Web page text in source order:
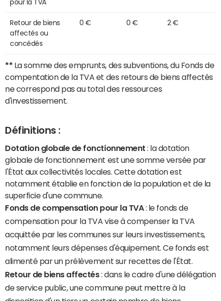
pour la TVA
Retour de biens
affectés ou
concédés
0 € 0 € 2 €
** La somme des emprunts, des subventions, du Fonds de
compentation de la TVA et des retours de biens affectés
ne correspond pas au total des ressources
d'investissement.
Définitions :
Dotation globale de fonctionnement : la dotation
globale de fonctionnement est une somme versée par
l'État aux collectivités locales. Cette dotation est
notamment établie en fonction de la population et de la
superficie d'une commune.
Fonds de compensation pour la TVA: le fonds de
compensation pour la TVA vise à compenser la TVA
acquittée par les communes sur leurs investissements,
notamment leurs dépenses d'équipement. Ce fonds est
alimenté par un prélèvement sur recettes de l'État.
Retour de biens affectés: dans le cadre d'une délégation
de service public, une commune peut mettre à la